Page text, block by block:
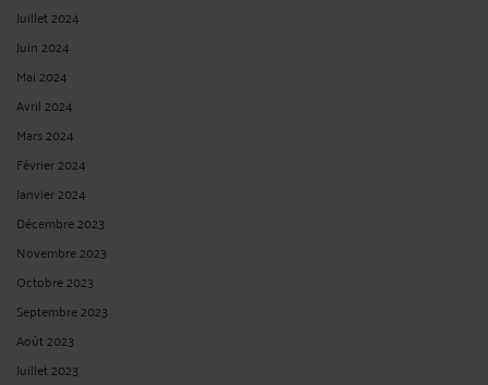
Juillet 2024
Juin 2024
Mai 2024
Avril 2024
Mars 2024
Février 2024
Janvier 2024
Décembre 2023
Novembre 2023
Octobre 2023
Septembre 2023
Août 2023
Juillet 2023